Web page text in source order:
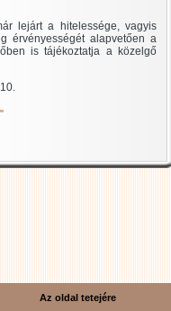
lejárt a hitelessége, vagyis
érvényességét alapvetően a
is tájékoztatja a közelgő
Az oldal tetejére